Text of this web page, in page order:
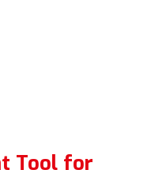
Tool for